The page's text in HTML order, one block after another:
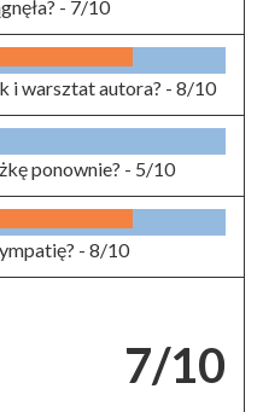
- 7/10
i warsztat autora? - 8/10
ponownie? - 5/10
- 8/10
7/10